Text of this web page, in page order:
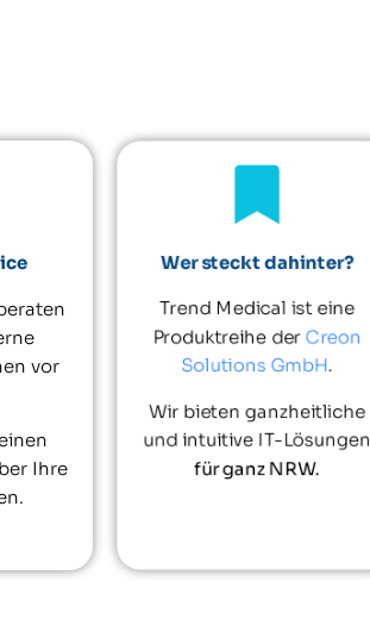
vor
Ihre
Wer steckt dahinter?
Trend Medical ist eine
Produktreihe der Creon
Solutions GmbH.
Wir bieten ganzheitliche
und intuitive IT-Lösungen
für ganz NRW.